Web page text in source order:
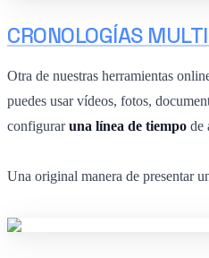
CRONOLOGÍAS
Otra de nuestras herramientas
puedes usar vídeos, fotos,
configuraruna línea de tiempo de
Una original manera de presentar